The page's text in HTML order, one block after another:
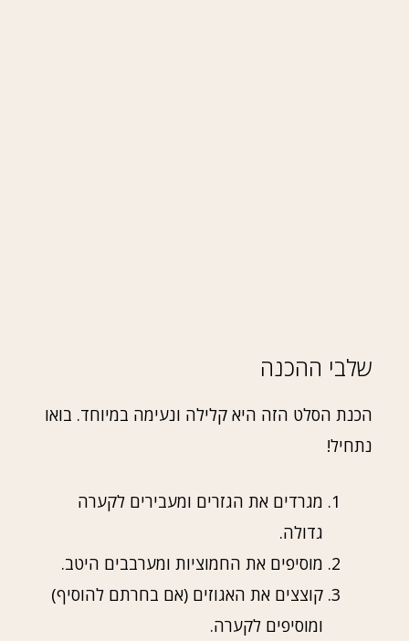
שלבי ההכנה
הכנת הסלט הזה היא קלילה ונעימה במיוחד. בואו
נתחיל!
מגרדים את הגזרים ומעבירים לקערה
גדולה.
מוסיפים את החמוציות ומערבבים היטב.
קוצצים את האגוזים (אם בחרתם להוסיף)
ומוסיפים לקערה.